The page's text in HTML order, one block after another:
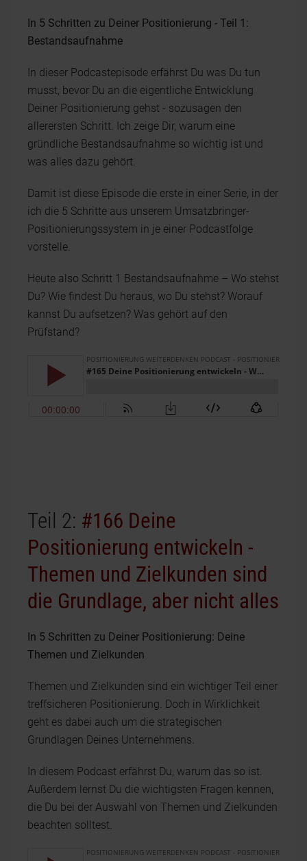
In 5 Schritten zu Deiner Positionierung - Teil 1:
Bestandsaufnahme
In dieser Podcastepisode erfährst Du was Du tun
musst, bevor Du an die eigentliche Entwicklung
Deiner Positionierung gehst - sozusagen den
allerersten Schritt. Ich zeige Dir, warum eine
gründliche Bestandsaufnahme so wichtig ist und
was alles dazu gehört.
Damit ist diese Episode die erste in einer Serie, in der
ich die 5 Schritte aus unserem Umsatzbringer-
Positionierungssystem in je einer Podcastfolge
vorstelle.
Heute also Schritt 1 Bestandsaufnahme – Wo stehst
Du? Wie findest Du heraus, wo Du stehst? Worauf
kannst Du aufsetzen? Was gehört auf den
Prüfstand?
Teil 2: #166 Deine
Positionierung entwickeln -
Themen und Zielkunden sind
die Grundlage, aber nicht alles
In 5 Schritten zu Deiner Positionierung: Deine
Themen und Zielkunden
Themen und Zielkunden sind ein wichtiger Teil einer
treffsicheren Positionierung. Doch in Wirklichkeit
geht es dabei auch um die strategischen
Grundlagen Deines Unternehmens.
In diesem Podcast erfährst Du, warum das so ist.
Außerdem lernst Du die wichtigsten Fragen kennen,
die Du bei der Auswahl von Themen und Zielkunden
beachten solltest.